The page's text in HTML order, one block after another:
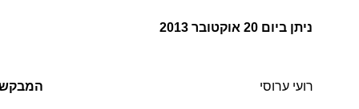
ניתן ביום 20 אוקטובר 2013
רועי ערוסי